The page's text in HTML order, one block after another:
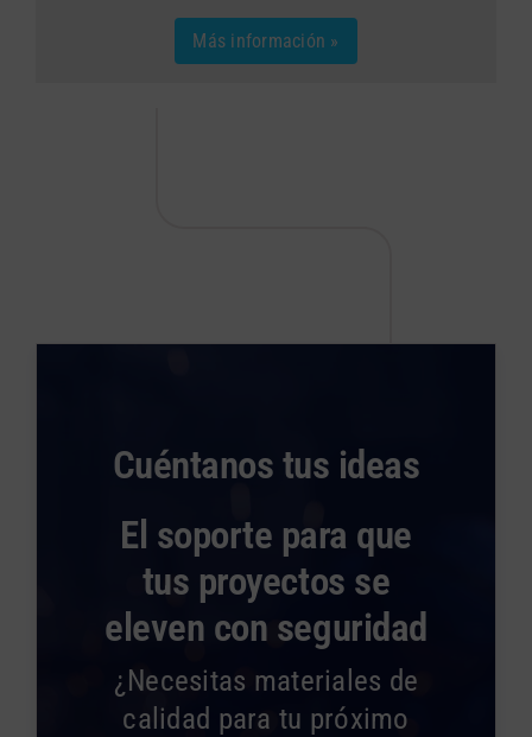
Más información »
Cuéntanos tus ideas
El soporte para que
tus proyectos se
eleven con seguridad
¿Necesitas materiales de
calidad para tu próximo